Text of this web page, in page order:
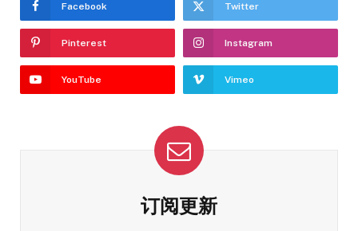
Facebook Twitter
Pinterest Instagram
YouTube Vimeo
订阅更新